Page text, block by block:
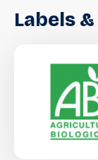
Labels &